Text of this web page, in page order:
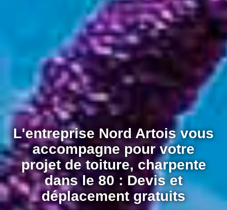
L'entreprise Nord Artois vous
accompagne pour votre
projet de toiture, charpente
dans le 80 : Devis et
déplacement gratuits